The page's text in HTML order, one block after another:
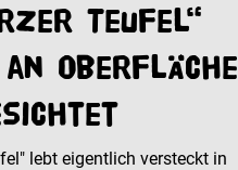
Teufel“
Oberfläche
lebt eigentlich versteckt in